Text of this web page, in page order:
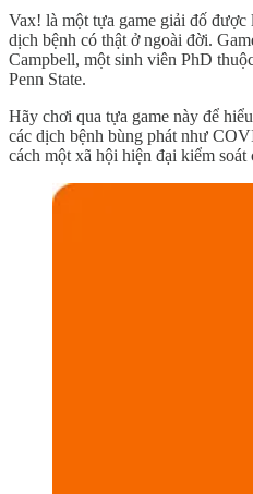
Vax! là một tựa game giải đố
dịch bệnh có thật ở ngoài đời.
Campbell, một sinh viên PhD
Penn State.
Hãy chơi qua tựa game này để
các dịch bệnh bùng phát như
cách một xã hội hiện đại kiểm soát